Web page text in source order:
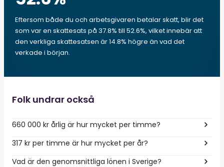
Eftersom både du och arbetsgivaren betalar skatt, blir det
som var en skattesats på 37.8% till 52.6%, vilket innebär att
den verkliga skattesatsen är 14.8% högre än vad det
verkade i början.
Folk undrar också
660 000 kr årlig är hur mycket per timme?
317 kr per timme är hur mycket per år?
Vad är den genomsnittliga lönen i Sverige?